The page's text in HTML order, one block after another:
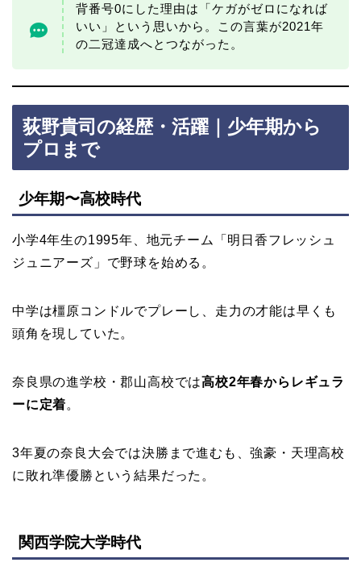
背番号0にした理由は「ケガがゼロになれば
いい」という思いから。この言葉が2021年
の二冠達成へとつながった。
荻野貴司の経歴・活躍｜少年期から
プロまで
少年期〜高校時代
小学4年生の1995年、地元チーム「明日香フレッシュ
ジュニアーズ」で野球を始める。
中学は橿原コンドルでプレーし、走力の才能は早くも
頭角を現していた。
奈良県の進学校・郡山高校では高校2年春からレギュラ
ーに定着。
3年夏の奈良大会では決勝まで進むも、強豪・天理高校
に敗れ準優勝という結果だった。
関西学院大学時代